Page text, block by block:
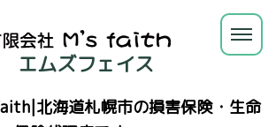
エムズフェイス
北海道札幌市の損害保険・生命